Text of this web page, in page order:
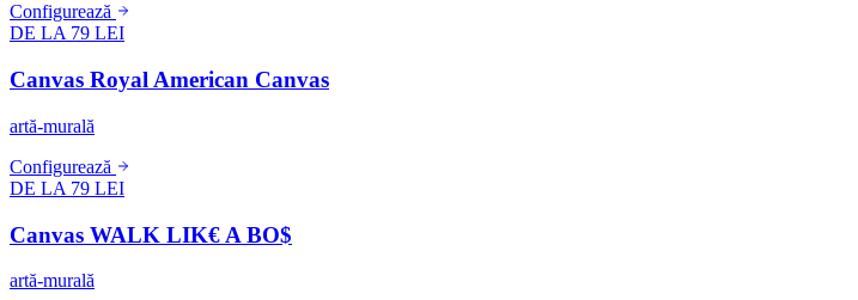
Configurează
DE LA 79 LEI
Canvas Royal American Canvas
artă-murală
Configurează
DE LA 79 LEI
Canvas WALK LIK€ A BO$
artă-murală